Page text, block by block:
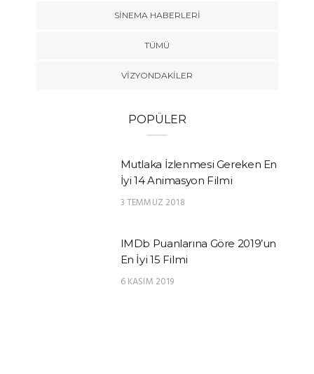
SINEMA HABERLERI
TÜMÜ
VIZYONDAKILER
POPÜLER
Mutlaka İzlenmesi Gereken En
İyi 14 Animasyon Filmi
3 TEMMUZ 2018
IMDb Puanlarına Göre 2019’un
En İyi 15 Filmi
6 KASIM 2019